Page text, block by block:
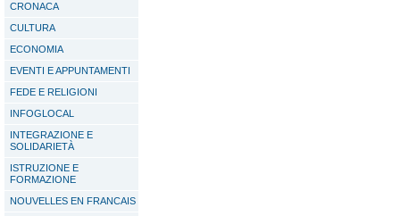
CRONACA
CULTURA
ECONOMIA
EVENTI E APPUNTAMENTI
FEDE E RELIGIONI
INFOGLOCAL
INTEGRAZIONE E
SOLIDARIETÀ
ISTRUZIONE E
FORMAZIONE
NOUVELLES EN FRANCAIS